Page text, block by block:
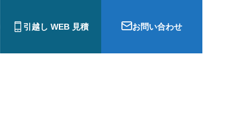
引越し WEB 見積 お問い合わせ